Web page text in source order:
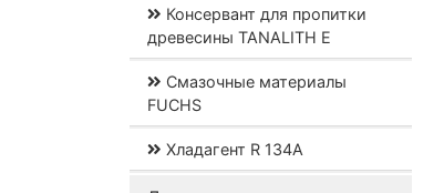
Консервант для пропитки
древесины TANALITH E
Смазочные материалы
FUCHS
Хладагент R 134A